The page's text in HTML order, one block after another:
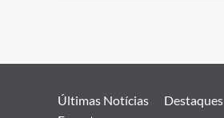
Últimas Notícias Destaques